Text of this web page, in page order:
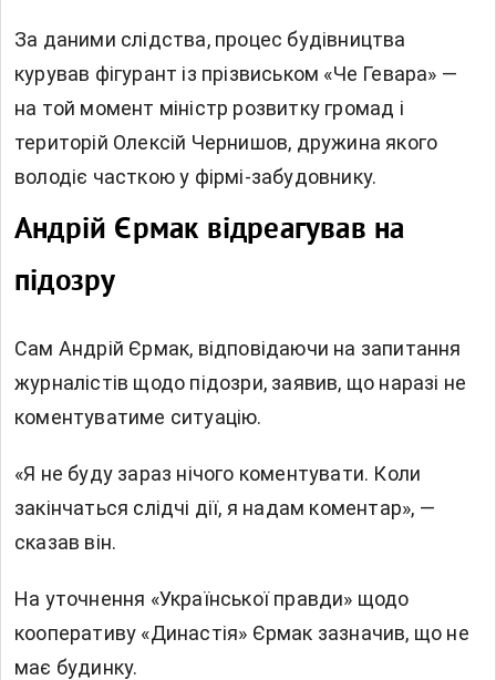
За даними слідства, процес будівництва
курував фігурант із прізвиськом «Че Гевара» —
на той момент міністр розвитку громад і
територій Олексій Чернишов, дружина якого
володіє часткою у фірмі-забудовнику.
Андрій Єрмак відреагував на
підозру
Сам Андрій Єрмак, відповідаючи на запитання
журналістів щодо підозри, заявив, що наразі не
коментуватиме ситуацію.
«Я не буду зараз нічого коментувати. Коли
закінчаться слідчі дії, я надам коментар», —
сказав він.
На уточнення «Української правди» щодо
кооперативу «Династія» Єрмак зазначив, що не
має будинку.